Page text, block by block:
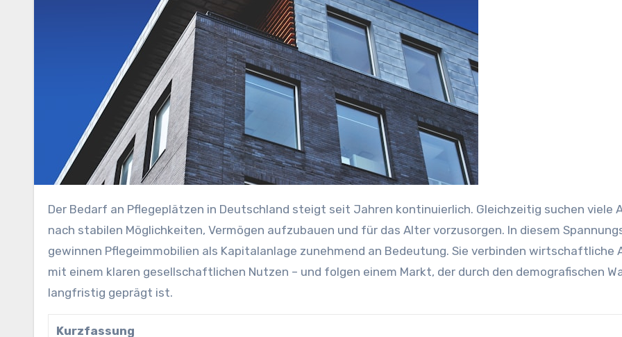
Der Bedarf an Pflegeplätzen in Deutschland steigt seit Jahren kontinuierlich. Gleichzeitig suchen viele Anleger
nach stabilen Möglichkeiten, Vermögen aufzubauen und für das Alter vorzusorgen. In diesem
gewinnen Pflegeimmobilien als Kapitalanlage zunehmend an Bedeutung. Sie verbinden wirtschaftliche
mit einem klaren gesellschaftlichen Nutzen – und folgen einem Markt, der durch den demografischen
langfristig geprägt ist.
Kurzfassung